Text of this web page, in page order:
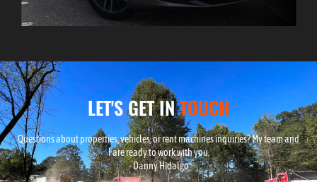
LET'S GET INTOUCH
Questions about properties, vehicles, or rent machines inquiries? My team and
I are ready to work with you.
- Danny Hidalgo